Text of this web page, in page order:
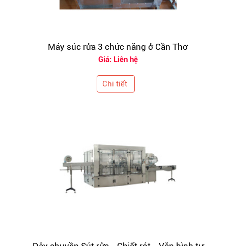
Máy súc rửa 3 chức năng ở Cần Thơ
Giá: Liên hệ
Chi tiết